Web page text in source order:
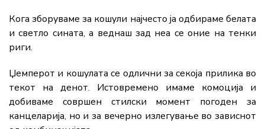
Кога зборуваме за кошули најчесто ја одбираме белата
и светло сината, а веднаш зад неа се оние на тенки
риги.
Џемперот и кошулата се одлични за секоја прилика во
текот на денот. Истовремено имаме комоција и
добиваме совршен стилски момент погоден за
канцеларија, но и за вечерно излегување во зависнот